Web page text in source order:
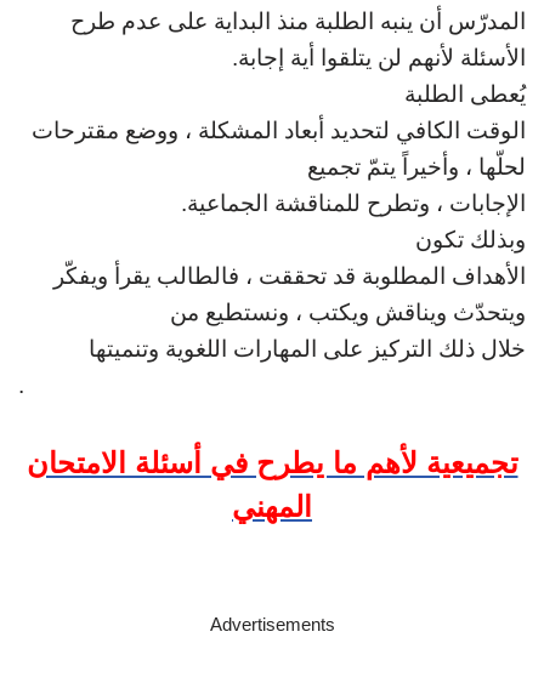
المدرّس أن ينبه الطلبة منذ البداية على عدم طرح
الأسئلة لأنهم لن يتلقوا أية إجابة.
يُعطى الطلبة
الوقت الكافي لتحديد أبعاد المشكلة ، ووضع مقترحات
لحلّها ، وأخيراً يتمّ تجميع
الإجابات ، وتطرح للمناقشة الجماعية.
وبذلك تكون
الأهداف المطلوبة قد تحققت ، فالطالب يقرأ
ويفكّر
ويتحدّث ويناقش ويكتب ، ونستطيع من
خلال ذلك التركيز على المهارات اللغوية وتنميتها
.
تجميعية لأهم ما يطرح في أسئلة الامتحان
المهني
Advertisements